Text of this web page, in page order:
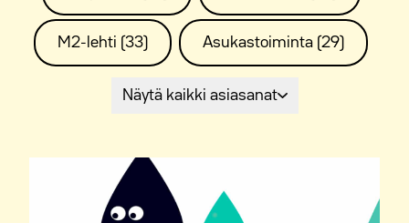
M2-lehti (33) Asukastoiminta (29)
Näytä kaikki asiasanat